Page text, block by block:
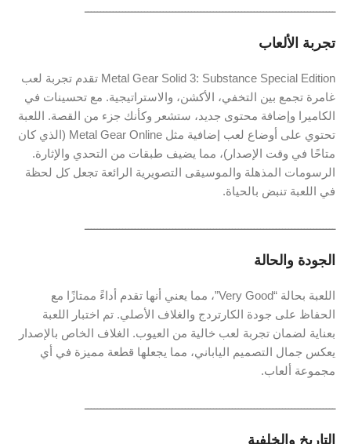
ــــــــــــــــــــــــــــــــــــــــــــــــــــــــــــــــــــــــــــــــ
تجربة الألعاب
Metal Gear Solid 3: Substance Special Edition تقدم تجربة لعب
غامرة تجمع بين التخفي، الأكشن، والاستراتيجية. مع تحسينات في
الكاميرا وإضافة محتوى جديد، ستشعر وكأنك جزء من القصة. اللعبة
تحتوي على أوضاع لعب إضافية مثل Metal Gear Online (الذي كان
متاحًا في وقت الإصدار)، مما يضيف طبقات من التحدي والإثارة.
الرسومات المذهلة والموسيقى التصويرية الرائعة تجعل كل لحظة
في اللعبة تنبض بالحياة.
ــــــــــــــــــــــــــــــــــــــــــــــــــــــــــــــــــــــــــــــــ
الجودة والحالة
اللعبة بحالة “Very Good”، مما يعني أنها تقدم أداءً ممتازًا مع
الحفاظ على جودة الكارتردج والغلاف الأصلي. تم اختبار اللعبة
بعناية لضمان تجربة لعب خالية من العيوب. الغلاف الخاص بالإصدار
يعكس جمال التصميم الياباني، مما يجعلها قطعة مميزة في أي
مجموعة ألعاب.
ــــــــــــــــــــــــــــــــــــــــــــــــــــــــــــــــــــــــــــــــ
التاريخ والخلفية